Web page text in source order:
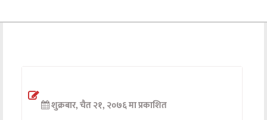
अन्तर्वार्ता
शुक्रबार, चैत २१, २०७६ मा प्रकाशित